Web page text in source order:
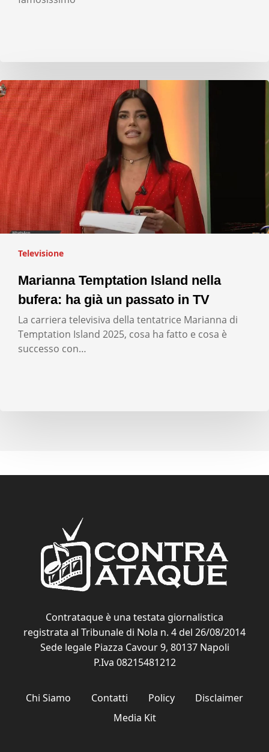
Televisione
Marianna Temptation Island nella
bufera: ha già un passato in TV
La carriera televisiva della tentatrice Marianna di
Temptation Island 2025, cosa ha fatto e cosa è
successo con…
Contrataque è una testata giornalistica
registrata al Tribunale di Nola n. 4 del 26/08/2014
Sede legale Piazza Cavour 9, 80137 Napoli
P.Iva 08215481212
Chi Siamo Contatti Policy
Disclaimer
Media Kit